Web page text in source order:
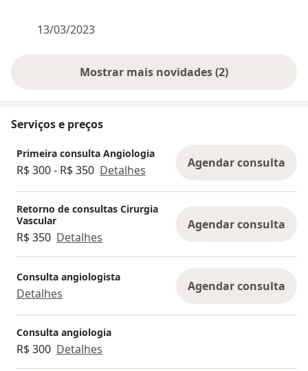
13/03/2023
Mostrar mais novidades (2)
Serviços e preços
Primeira consulta Angiologia
R$ 300 - R$ 350 Detalhes Agendar consulta
Retorno de consultas Cirurgia
Vascular
R$ 350 Detalhes
Agendar consulta
Consulta angiologista
Detalhes Agendar consulta
Consulta angiologia
R$ 300 Detalhes